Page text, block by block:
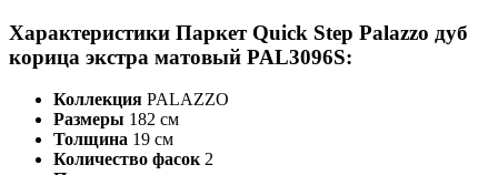
Характеристики Паркет Quick Step Palazzo дуб
корица экстра матовый PAL3096S:
Коллекция PALAZZO
Размеры 182 см
Толщина 19 см
Количество фасок 2